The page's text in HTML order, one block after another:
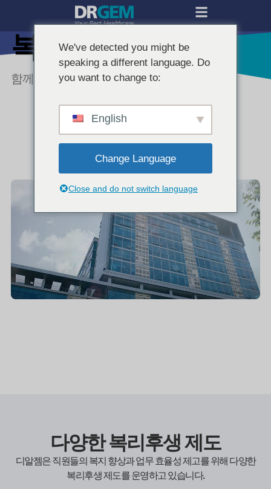
복리후생
함께 성장하는 문화를 위한 복리후생 제도
다양한 복리후생 제도
디알젬은 직원들의 복지 향상과 업무 효율성 제고를 위해 다양한
복리후생 제도를 운영하고 있습니다.
We've detected you might be
speaking a different language. Do
you want to change to:
English
Change Language
Close and do not switch language